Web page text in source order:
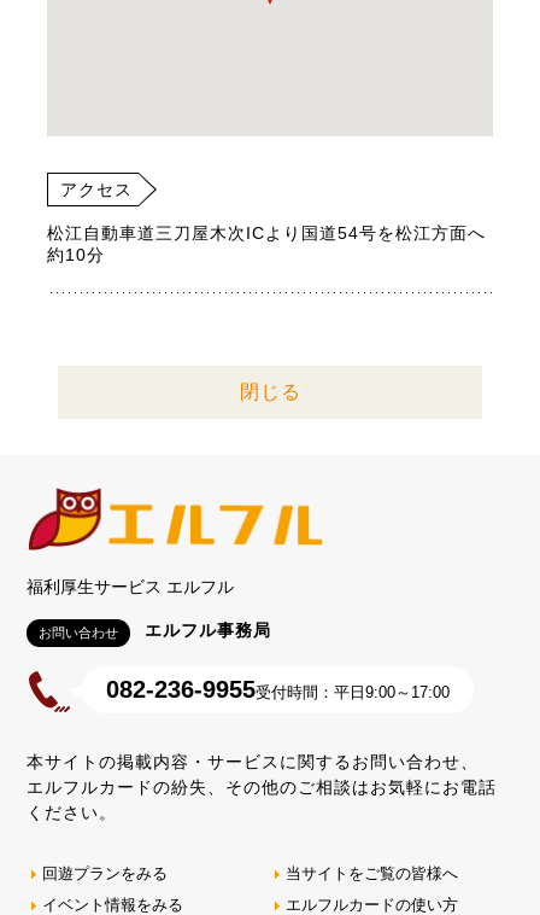
アクセス
松江自動車道三刀屋木次ICより国道54号を松江方面へ
約10分
閉じる
福利厚生サービス エルフル
お問い合わせ エルフル事務局
082-236-9955受付時間：平日9:00～17:00
本サイトの掲載内容・サービスに関するお問い合わせ、
エルフルカードの紛失、その他のご相談はお気軽にお電話
ください。
回遊プランをみる
イベント情報をみる
当サイトをご覧の皆様へ
エルフルカードの使い方